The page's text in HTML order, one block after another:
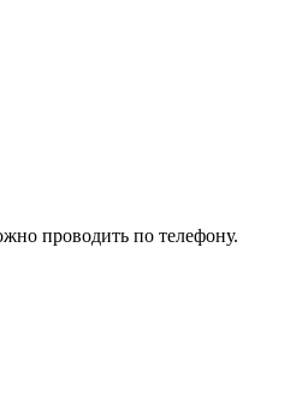
проводить по телефону.